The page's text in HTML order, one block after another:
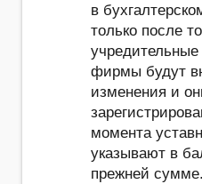
в
только после
фирмы будут
изменения и
момента
указывают в
прежней сумме.